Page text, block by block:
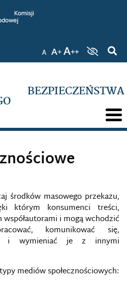
Komisji
środków masowego przekazu,
którym konsumenci treści,
i mogą wchodzić
komunikować się,
i wymieniać je z innymi
mediów społecznościowych:
INFORMACYJNEGO
CYBERNETYCZNEJ I